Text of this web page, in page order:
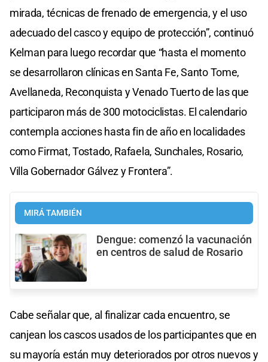
mirada, técnicas de frenado de emergencia, y el uso
adecuado del casco y equipo de protección”, continuó
Kelman para luego recordar que “hasta el momento
se desarrollaron clínicas en Santa Fe, Santo Tome,
Avellaneda, Reconquista y Venado Tuerto de las que
participaron más de 300 motociclistas. El calendario
contempla acciones hasta fin de año en localidades
como Firmat, Tostado, Rafaela, Sunchales, Rosario,
Villa Gobernador Gálvez y Frontera”.
MIRÁ TAMBIÉN
Dengue: comenzó la vacunación
en centros de salud de Rosario
Cabe señalar que, al finalizar cada encuentro, se
canjean los cascos usados de los participantes que en
su mayoría están muy deteriorados por otros nuevos y